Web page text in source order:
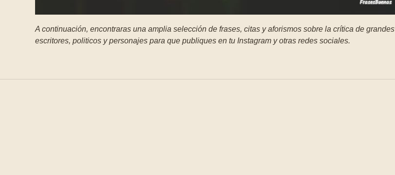
A continuación, encontraras una amplia selección de frases, citas y aforismos sobre la crítica de grandes
escritores, politicos y personajes para que publiques en tu Instagram y otras redes sociales.